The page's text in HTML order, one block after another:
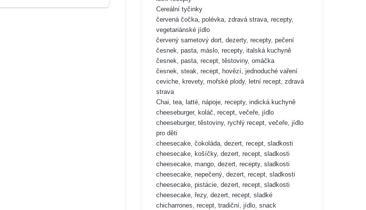
Cereální tyčinky
červená čočka, polévka, zdravá strava, recepty,
vegetariánské jídlo
červený sametový dort, dezerty, recepty, pečení
česnek, pasta, máslo, recepty, italská kuchyně
česnek, pasta, recept, těstoviny, omáčka
česnek, steak, recept, hovězí, jednoduché vaření
ceviche, krevety, mořské plody, letní recept, zdravá
strava
Chai, tea, latté, nápoje, recepty, indická kuchyně
cheeseburger, koláč, recept, večeře, jídlo
cheeseburger, těstoviny, rychlý recept, večeře, jídlo
pro děti
cheesecake, čokoláda, dezert, recept, sladkosti
cheesecake, košíčky, dezert, recept, sladkosti
cheesecake, mango, dezert, recepty, sladkosti
cheesecake, nepečený, dezert, recept, sladkosti
cheesecake, pistácie, dezert, recept, sladkosti
cheesecake, řezy, dezert, recept, sladké
chicharrones, recept, tradiční, jídlo, snack